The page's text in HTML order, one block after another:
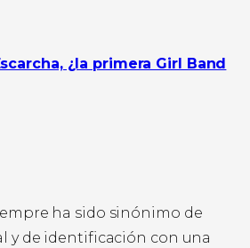
¿la primera Girl Band
ha sido sinónimo de
y de identificación con una